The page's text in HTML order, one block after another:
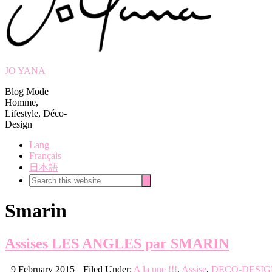
JO YANA
Blog Mode
Homme,
Lifestyle, Déco-
Design
Lang
Français
日本語
Search
this
Smarin
Assises LES ANGLES par SMARIN
9 February 2015 Filed Under: A la une !!!, Assise, DECO-